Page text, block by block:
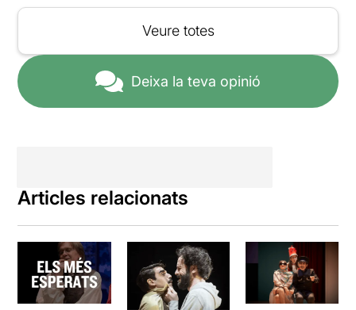
Veure totes
Deixa la teva opinió
Articles relacionats